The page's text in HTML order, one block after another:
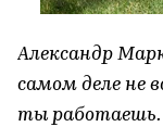
Александр
самом деле не
ты работаешь.